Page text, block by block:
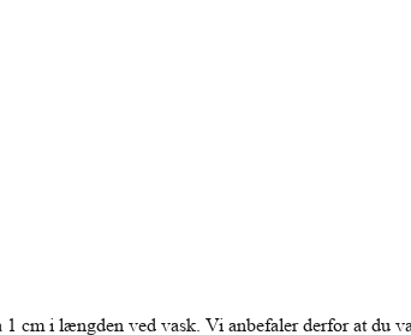
cm i længden ved vask. Vi anbefaler derfor at du